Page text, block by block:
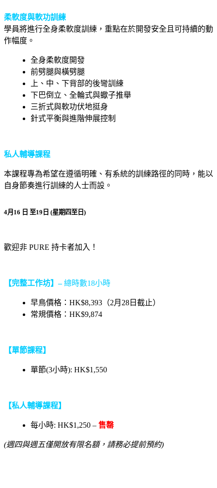
柔軟度與軟功訓練
學員將進行全身柔軟度訓練，重點在於開發安全且可持續的動
作幅度。
全身柔軟度開發
前劈腿與橫劈腿
上、中、下背部的後彎訓練
下巴倒立、全輪式與蠍子推舉
三折式與軟功伏地挺身
針式平衡與進階伸展控制
私人輔導課程
本課程專為希望在遵循明確、有系統的訓練路徑的同時，能以
自身節奏進行訓練的人士而設。
4月 16 日 至19 日 (星期四至日 )
歡迎非 PURE 持卡者加入！
【完整工作坊】–總時數18小時
早鳥價格：HK$8,393（2月28日截止）
常規價格：HK$9,874
【單節課程】
單節(3小時): HK$1,550
【私人輔導課程】
每小時: HK$1,250 – 售罄
(週四與週五僅開放有限名額，請務必提前預約)